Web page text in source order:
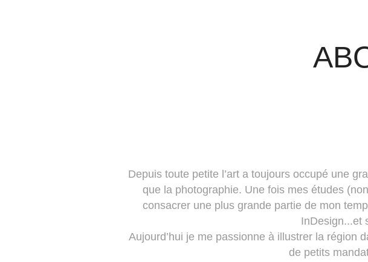
Depuis toute petite l’art a toujours occupé une
que la photographie. Une fois mes études
consacrer une plus grande partie de mon
InDesign...et
Aujourd’hui je me passionne à illustrer la région
de petits